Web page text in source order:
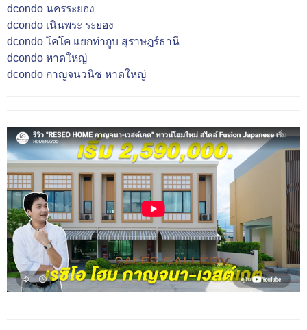
dcondo นครระยอง
dcondo เนินพระ ระยอง
dcondo โคโค แยกท่ากูบ สุราษฎร์ธานี
dcondo หาดใหญ่
dcondo กาญจนวนิช หาดใหญ่